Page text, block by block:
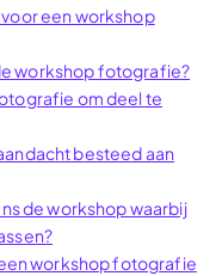
een workshop
workshop fotografie?
om deel te
besteed aan
de workshop waarbij
workshop fotografie